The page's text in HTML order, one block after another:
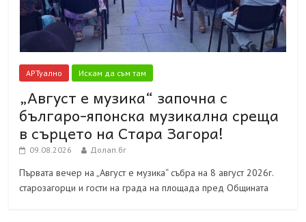
АРТуално Искам да съм там
„Август е музика“ започна с
българо-японска музикална среща
в сърцето на Стара Загора!
09.08.2026 Долап.бг
Първата вечер на „Август е музика“ събра на 8 август 2026г.
старозагорци и гости на града на площада пред Общината